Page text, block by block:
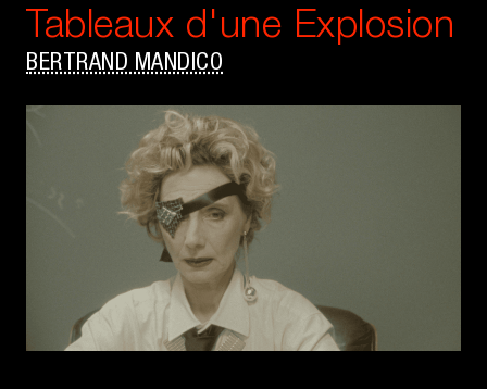
Tableaux d'une Explosion
BERTRAND MANDICO